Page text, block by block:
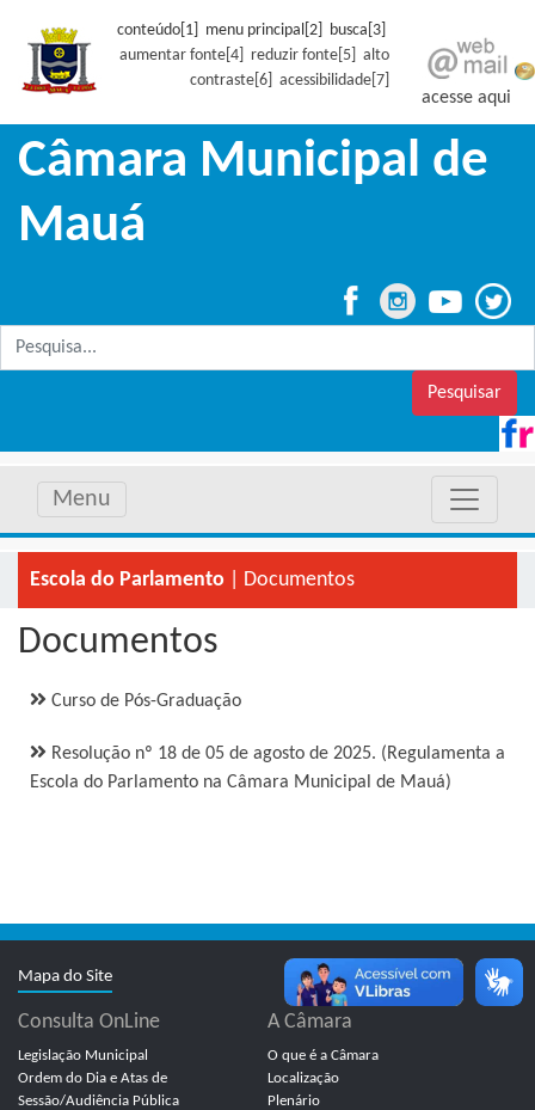
conteúdo[1] menu principal[2] busca[3]
aumentar fonte[4]
reduzir fonte[5]
alto
contraste[6]
acessibilidade[7]
acesse aqui
Câmara Municipal de
Mauá
Pesquisar
Menu
Escola do Parlamento | Documentos
Documentos
Curso de Pós-Graduação
Resolução nº 18 de 05 de agosto de 2025. (Regulamenta a
Escola do Parlamento na Câmara Municipal de Mauá)
Mapa do Site
Consulta OnLine
Legislação Municipal
Ordem do Dia e Atas de
Sessão/Audiência Pública
A Câmara
O que é a Câmara
Localização
Plenário